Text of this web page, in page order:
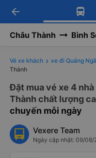
Tải app
Nhận ưu
Tải app
-30k/ghế
arrow_back
Châu Thành Bình
Vé xe khách xe đi Quảng
Thành
Đặt mua vé xe 4
Thành chất lượng
chuyến mỗi ngày
Vexere Team
Ngày cập nhật: 09/08/